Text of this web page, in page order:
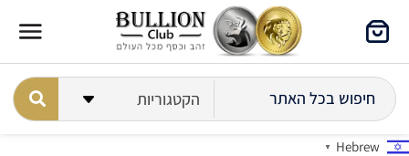
Hebrew
▼